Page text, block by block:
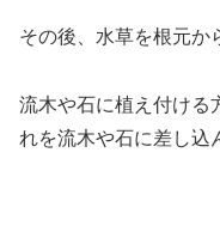
その後、水草を根元か
流木や石に植え付ける
れを流木や石に差し込